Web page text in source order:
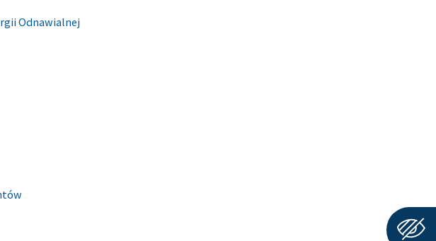
Odnawialnej